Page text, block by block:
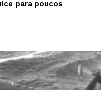
para poucos